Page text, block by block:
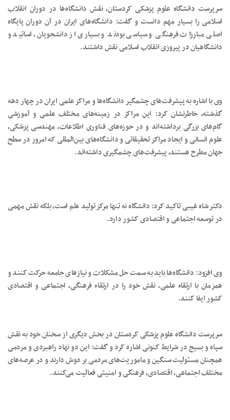
سرپرست دانشگاه علوم پزشکی کردستان، نقش دانشگاه‌ها در دوران انقلاب
اسلامی را بسیار مهم دانست و گفت: دانشگاه‌های ایران در آن دوران پایگاه
اصلی مبارزات فرهنگی و سیاسی بودند و بسیاری از دانشجویان، اساتید و
دانشگاهیان در پیروزی انقلاب اسلامی نقش داشتند.
وی با اشاره به پیشرفت‌های چشمگیر دانشگاه‌ها و مراکز علمی ایران در چهار دهه
گذشته، خاطرنشان کرد: این مراکز در زمینه‌های مختلف علمی و آموزشی
گام‌های بزرگی برداشته‌اند و در حوزه‌های فناوری اطلاعات، مهندسی پزشکی،
علوم انسانی و ایجاد مراکز تحقیقاتی و دانشگاه‌های بین‌المللی که امروز در سطح
جهان مطرح هستند، پیشرفت‌های چشمگیری داشته‌اند.
دکتر شاه غیبی تاکید کرد: دانشگاه نه تنها مرکز تولید علم است، بلکه نقش مهمی
در توسعه اجتماعی و اقتصادی کشور دارد.
وی افزود: دانشگاه‌ها باید به سمت حل مشکلات و نیازهای جامعه حرکت کنند و
همزمان با ارتقاء علمی، نقش خود را در ارتقاء فرهنگی، اجتماعی و اقتصادی
کشور ایفا کنند.
سرپرست دانشگاه علوم پزشکی کردستان در بخش دیگری از سخنان خود به نقش
سپاه و بسیج در شرایط کنونی اشاره کرد و گفت: این دو نهاد راهبردی و مردمی
همچنان مسئولیت سنگین و ماموریت‌های مردمی بر دوش دارند و در عرصه‌های
مختلف اجتماعی، اقتصادی، فرهنگی و امنیتی فعالیت می‌کنند.